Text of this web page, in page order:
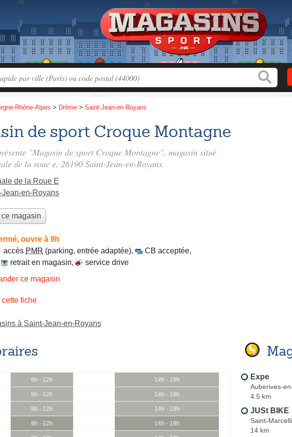
Rhône-Alpes > Drôme > Saint-Jean-en-Royans
de sport Croque Montagne
"Magasin de sport Croque Montagne", magasin situé
de la roue e, 26190 Saint-Jean-en-Royans.
de la Roue E
Jean-en-Royans
magasin
ouvre à 9h
accès PMR (parking, entrée adaptée), CB acceptée,
retrait en magasin,
service drive
ce magasin
fiche
à Saint-Jean-en-Royans
9h - 12h 14h - 19h
9h - 12h 14h - 19h
9h - 12h 14h - 19h
9h - 12h 14h - 19h
Expe
Auberives-
4.5 km
JUSt BIKE
Saint-
14 km